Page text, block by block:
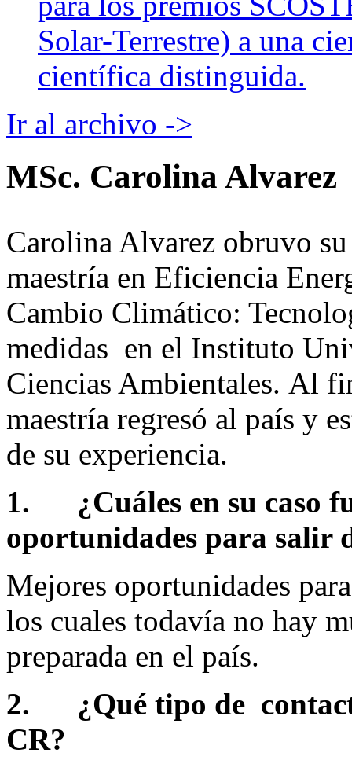
Solar-Terrestre) a una
científica distinguida.
Ir al archivo ->
MSc. Carolina Alvarez
Carolina Alvarez obruvo
maestría en Eficiencia
Cambio Climático:
medidas en el Instituto
Ciencias Ambientales. Al
maestría regresó al país y
de su experiencia.
1. ¿Cuáles en su caso
oportunidades para salir
Mejores oportunidades
los cuales todavía no hay
preparada en el país.
2. ¿Qué tipo de
CR?